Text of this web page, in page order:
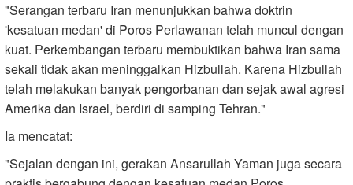
"Serangan terbaru Iran menunjukkan bahwa doktrin
'kesatuan medan' di Poros Perlawanan telah muncul dengan
kuat. Perkembangan terbaru membuktikan bahwa Iran sama
sekali tidak akan meninggalkan Hizbullah. Karena Hizbullah
telah melakukan banyak pengorbanan dan sejak awal agresi
Amerika dan Israel, berdiri di samping Tehran."
Ia mencatat:
"Sejalan dengan ini, gerakan Ansarullah Yaman juga secara